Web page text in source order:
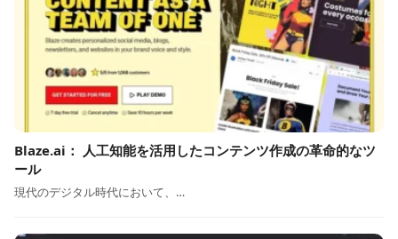
Blaze.ai： 人工知能を活用したコンテンツ作成の革命的なツ
ール
現代のデジタル時代において、…